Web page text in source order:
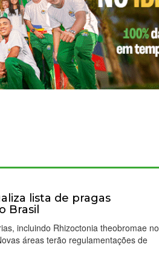
lista de pragas
Brasil
incluindo Rhizoctonia theobromae no
áreas terão regulamentações de